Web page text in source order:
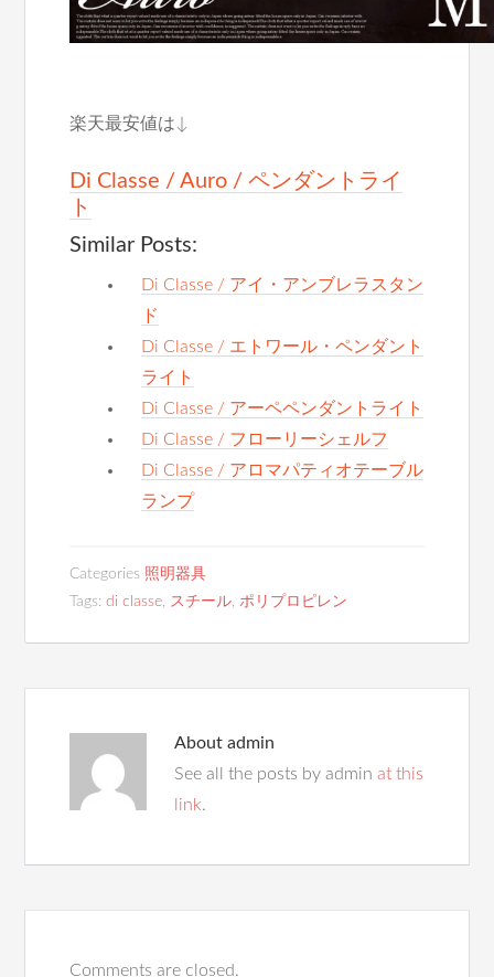
楽天最安値は↓
Di Classe / Auro / ペンダントライ
ト
Similar Posts:
Di Classe / アイ・アンブレラスタン
ド
Di Classe / エトワール・ペンダント
ライト
Di Classe / アーペペンダントライト
Di Classe / フローリーシェルフ
Di Classe / アロマパティオテーブル
ランプ
Categories 照明器具
Tags:di classe, スチール,ポリプロピレン
About admin
See all the posts by adminat this
link.
Comments are closed.